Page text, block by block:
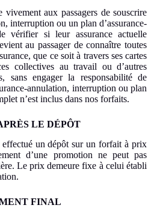
aux passagers de souscrire
interruption ou un plan d’assurance-
vérifier si leur assurance actuelle
au passager de connaître toutes
que ce soit à travers ses cartes
collectives au travail ou d’autres
sans engager la responsabilité de
annulation, interruption ou plan
n’est inclus dans nos forfaits.
LE DÉPÔT
effectué un dépôt sur un forfait à prix
d’une promotion ne peut pas
Le prix demeure fixe à celui établi
FINAL